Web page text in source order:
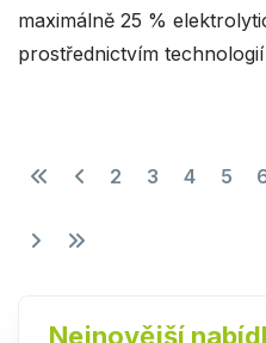
maximálně 25 %
prostřednictvím technologií
2 3 4 5
Nejnovější